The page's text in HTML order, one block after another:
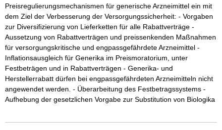
Preisregulierungsmechanismen für generische Arzneimittel ein mit
dem Ziel der Verbesserung der Versorgungssicherheit: - Vorgaben
zur Diversifizierung von Lieferketten für alle Rabattverträge -
Aussetzung von Rabattverträgen und preissenkenden Maßnahmen
für versorgungskritische und engpassgefährdete Arzneimittel -
Inflationsausgleich für Generika im Preismoratorium, unter
Festbeträgen und in Rabattverträgen - Generika- und
Herstellerrabatt dürfen bei engpassgefährdeten Arzneimitteln nicht
angewendet werden. - Überarbeitung des Festbetragssystems -
Aufhebung der gesetzlichen Vorgabe zur Substitution von Biologika